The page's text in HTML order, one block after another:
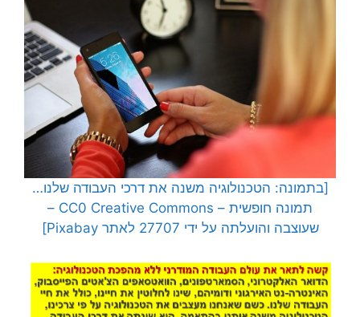
[בתמונה: הטכנולוגיה משנה את דרכי העבודה שלנו…
תמונה חופשית – CC0 Creative Commons –
שעוצבה והועלתה על ידי 27707 לאתר Pixabay]